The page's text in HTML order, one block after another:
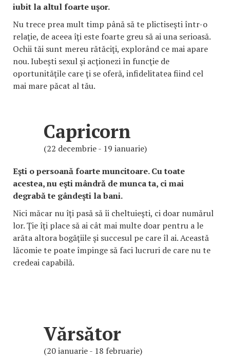
iubit la altul foarte uşor.
Nu trece prea mult timp până să te plictiseşti într-o
relaţie, de aceea îţi este foarte greu să ai una serioasă.
Ochii tăi sunt mereu rătăciţi, explorând ce mai apare
nou. Iubeşti sexul şi acţionezi în funcţie de
oportunităţile care ţi se oferă, infidelitatea fiind cel
mai mare păcat al tău.
Capricorn
(22 decembrie - 19 ianuarie)
Eşti o persoană foarte muncitoare. Cu toate
acestea, nu eşti mândră de munca ta, ci mai
degrabă te gândeşti la bani.
Nici măcar nu îţi pasă să îi cheltuieşti, ci doar numărul
lor. Ţie îţi place să ai cât mai multe doar pentru a le
arăta altora bogăţiile şi succesul pe care îl ai. Această
lăcomie te poate împinge să faci lucruri de care nu te
credeai capabilă.
Vărsător
(20 ianuarie - 18 februarie)